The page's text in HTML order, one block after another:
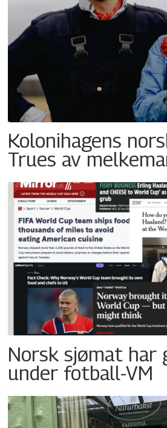
Kolonihagens
Trues av
Norsk sjømat
under fotball-VM